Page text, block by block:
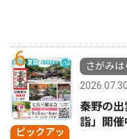
6
ピックアッ
さがみ
2026.07.30
秦野の
詣」開